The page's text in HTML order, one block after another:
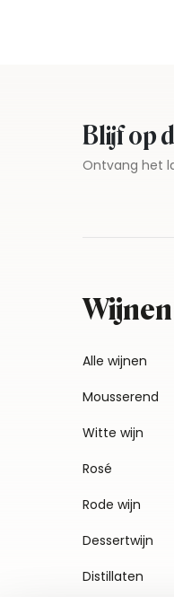
Blijf op
Ontvang het
Wijnen
Alle wijnen
Mousserend
Witte wijn
Rosé
Rode wijn
Dessertwijn
Distillaten